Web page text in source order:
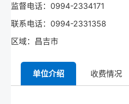
监督电话：0994-2334171
联系电话：0994-2331358
区域：昌吉市
单位介绍 收费情况